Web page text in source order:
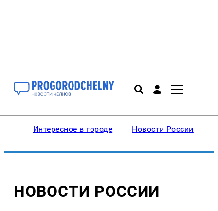
Интересное в городе Новости России
НОВОСТИ РОССИИ